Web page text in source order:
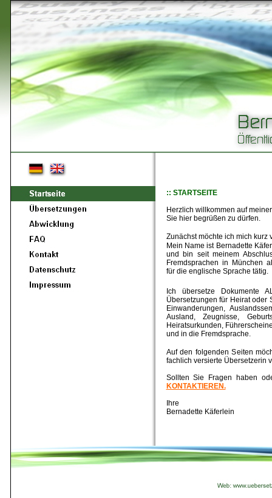
:: STARTSEITE
Herzlich willkommen auf
Sie hier begrüßen zu dürfen.
Zunächst möchte ich mich kurz
Mein Name ist Bernadette
und bin seit meinem
Fremdsprachen in München
für die englische Sprache tätig.
Ich übersetze Dokumente
Übersetzungen für Heirat oder
Einwanderungen,
Ausland, Zeugnisse,
Heiratsurkunden,
und in die Fremdsprache.
Auf den folgenden Seiten
fachlich versierte Übersetzerin
Sollten Sie Fragen haben
KONTAKTIEREN.
Ihre
Bernadette Käferlein